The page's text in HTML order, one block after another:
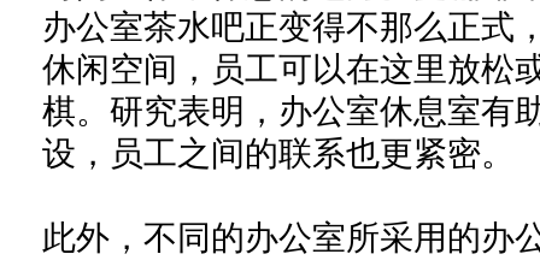
办公室茶水吧正变得不那么正式
休闲空间，员工可以在这里放松
棋。研究表明，办公室休息室有
设，员工之间的联系也更紧密。
此外，不同的办公室所采用的办